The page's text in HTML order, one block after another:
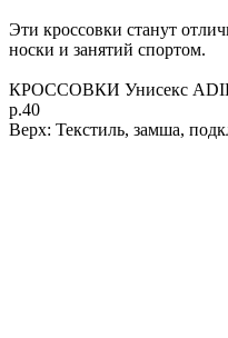
Эти кроссовки станут
носки и занятий спортом.
КРОССОВКИ Унисекс
р.40
Верх: Текстиль, замша,